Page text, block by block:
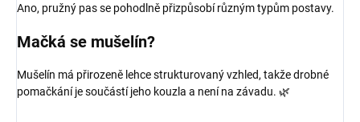
Ano, pružný pas se pohodlně přizpůsobí různým typům postavy.
Mačká se mušelín?
Mušelín má přirozeně lehce strukturovaný vzhled, takže drobné
pomačkání je součástí jeho kouzla a není na závadu. 🌿